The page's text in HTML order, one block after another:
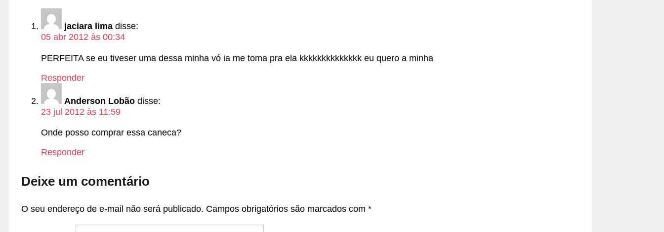
jaciara lima disse:
05 abr 2012 às 00:34
PERFEITA se eu tiveser uma dessa minha vó ia me toma pra ela kkkkkkkkkkkkkk eu quero a minha
Responder
Anderson Lobão disse:
23 jul 2012 às 11:59
Onde posso comprar essa caneca?
Responder
Deixe um comentário
O seu endereço de e-mail não será publicado. Campos obrigatórios são marcados com *